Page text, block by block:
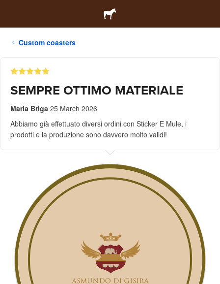
Custom coasters
SEMPRE OTTIMO MATERIALE
Maria Briga 25 March 2026
Abbiamo già effettuato diversi ordini con Sticker E Mule, i
prodotti e la produzione sono davvero molto validi!